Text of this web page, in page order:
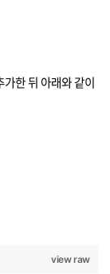
한 뒤 아래와 같이
view raw